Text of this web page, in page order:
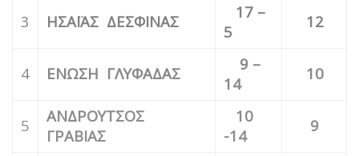
3 ΗΣΑΪΑΣ ΔΕΣΦΙΝΑΣ
17 –
5
12
4 ΕΝΩΣΗ ΓΛΥΦΑΔΑΣ
9 –
14
10
5
ΑΝΔΡΟΥΤΣΟΣ
ΓΡΑΒΙΑΣ
10
-14
9